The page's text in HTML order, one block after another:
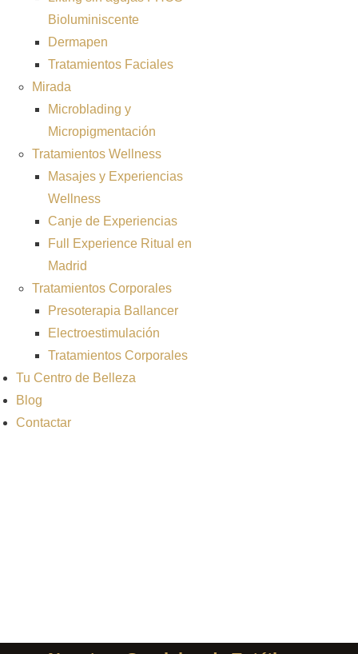
Bioluminiscente
Dermapen
Tratamientos Faciales
Mirada
Microblading y
Micropigmentación
Tratamientos Wellness
Masajes y Experiencias
Wellness
Canje de Experiencias
Full Experience Ritual en
Madrid
Tratamientos Corporales
Presoterapia Ballancer
Electroestimulación
Tratamientos Corporales
Tu Centro de Belleza
Blog
Contactar